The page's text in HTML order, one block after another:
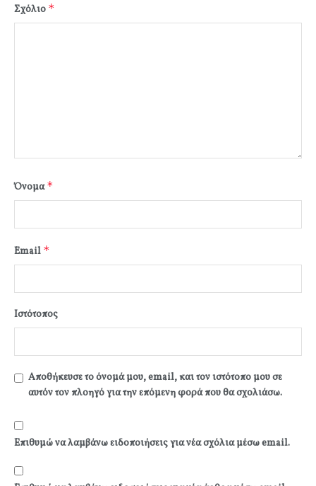
Σχόλιο *
Όνομα*
Email *
Ιστότοπος
Αποθήκευσε το όνομά μου, email, και τον ιστότοπο μου σε
αυτόν τον πλοηγό για την επόμενη φορά που θα σχολιάσω.
Επιθυμώ να λαμβάνω ειδοποιήσεις για νέα σχόλια μέσω email.